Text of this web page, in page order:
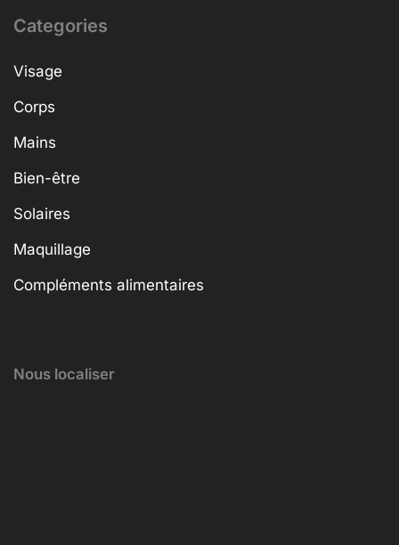
Categories
Visage
Corps
Mains
Bien-être
Solaires
Maquillage
Compléments alimentaires
Nous localiser